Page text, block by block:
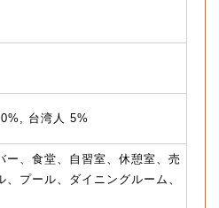
台湾人 5%
ー、食堂、自習室、休憩室、売
、プール、ダイニングルーム、